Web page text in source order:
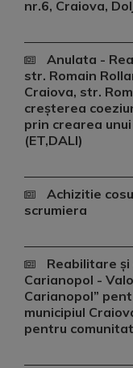
nr.6, Craiova,
Anulata -
str. Romain
Craiova, str.
creșterea
prin crearea
(ET,DALI)
Achizitie
scrumiera
Reabilitare
Carianopol -
Carianopol”
municipiul
pentru